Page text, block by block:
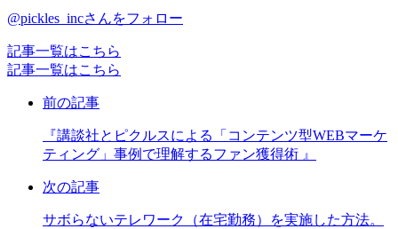
@pickles_incさんをフォロー
記事一覧はこちら
記事一覧はこちら
前の記事
『講談社とピクルスによる「コンテンツ型WEBマーケ
ティング」事例で理解するファン獲得術 』
次の記事
サボらないテレワーク（在宅勤務）を実施した方法。